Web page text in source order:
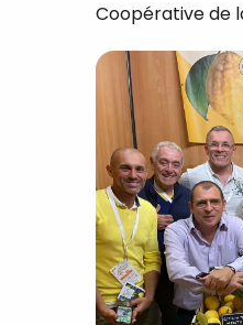
Coopérative de